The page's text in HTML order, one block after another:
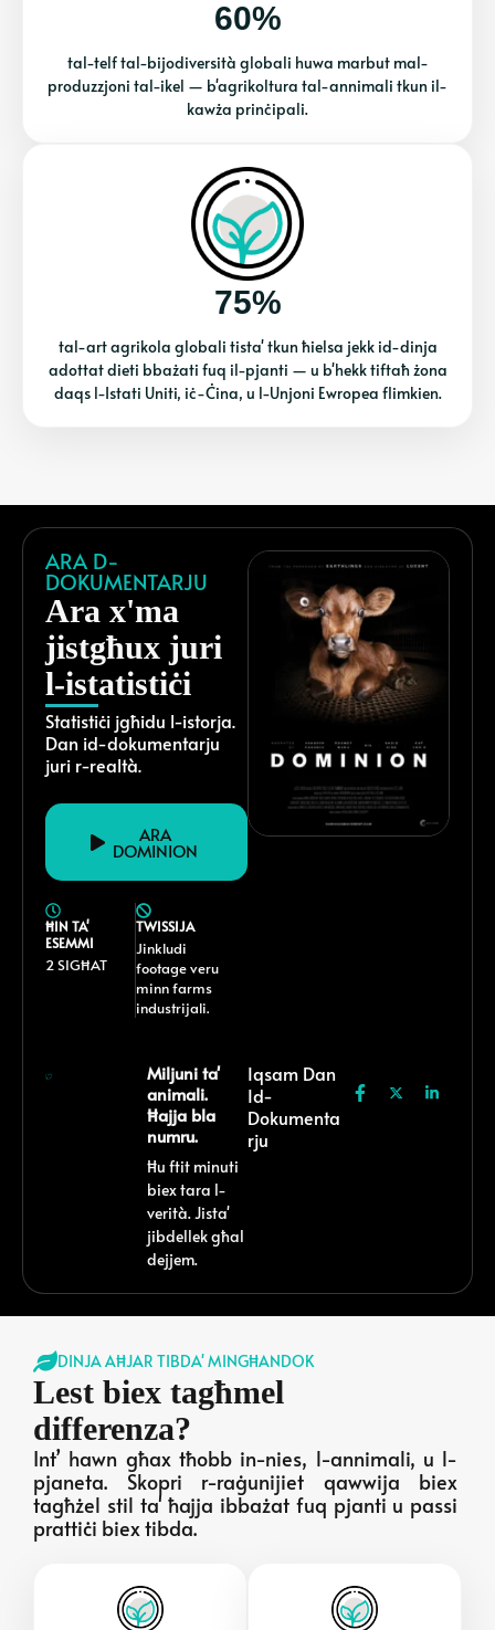
60%
tal-telf tal-bijodiversità globali huwa marbut mal-
produzzjoni tal-ikel — b'agrikoltura tal-annimali tkun il-
kawża prinċipali.
75%
tal-art agrikola globali tista' tkun ħielsa jekk id-dinja
adottat dieti bbażati fuq il-pjanti — u b'hekk tiftaħ żona
daqs l-Istati Uniti, iċ-Ċina, u l-Unjoni Ewropea flimkien.
ARA D-
DOKUMENTARJU
Ara x'ma
jistgħux juri
l-istatistiċi
Statistiċi jgħidu l-istorja.
Dan id-dokumentarju
juri r-realtà.
ARA
DOMINION
ĦIN TA'
ESEMMI
2 SIGĦAT
TWISSIJA
Jinkludi
footage veru
minn farms
industrijali.
Miljuni ta'
animali.
Ħajja bla
numru.
Ħu ftit minuti
biex tara l-
verità. Jista'
jibdellek għal
dejjem.
Iqsam Dan
Id-
Dokumenta
Rju
DINJA AĦJAR TIBDA' MINGĦANDOK
Lest biex tagħmel
differenza?
Int’ hawn għax tħobb in-nies, l-annimali, u l-
pjaneta. Skopri r-raġunijiet qawwija biex
tagħżel stil ta' ħajja ibbażat fuq pjanti u passi
prattiċi biex tibda.